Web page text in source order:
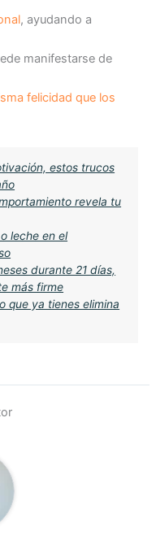
, ayudando a
manifestarse de
felicidad que los
estos trucos
revela tu
leche en el
durante 21 días,
más firme
que ya tienes elimina